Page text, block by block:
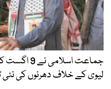
جماعت
لیوی کے خلاف دھرنوں کی نئی